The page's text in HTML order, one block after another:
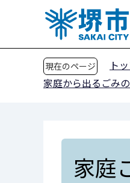
現在のページ ト
家庭から出るごみ
家庭